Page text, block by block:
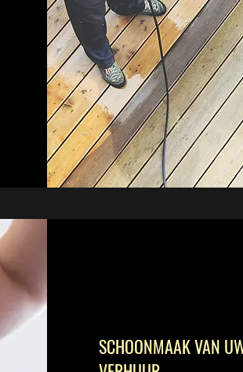
SCHOONMAAK VAN